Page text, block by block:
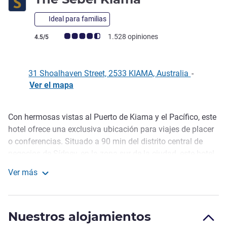
Ideal para familias
Nota de clientes de Avis (Clasificación de ALL)
4.5/5 1.528 opiniones
31 Shoalhaven Street, 2533 KIAMA, Australia -
Ver el mapa
Descripción
Con hermosas vistas al Puerto de Kiama y el Pacífico, este
hotel ofrece una exclusiva ubicación para viajes de placer
o conferencias. Situado a 90 min del distrito central de
opciones de ocio. A escasa distancia a pie podrá encontrar
auténtica experiencia costera en la zona sur.
Ver más
Nuestros alojamientos